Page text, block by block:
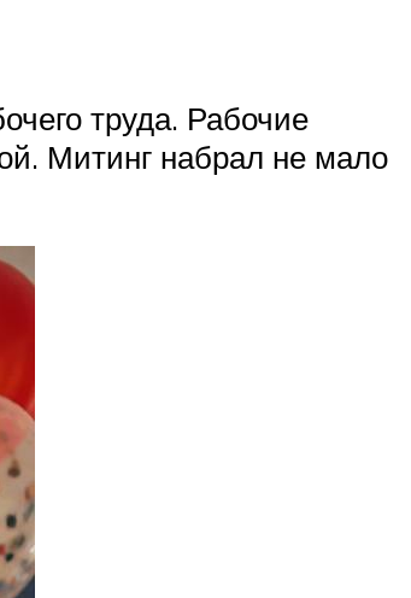
труда. Рабочие
Митинг набрал не мало